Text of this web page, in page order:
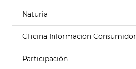
Naturia
Oficina Información Consumidor
Participación